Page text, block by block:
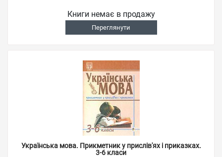
Книги немає в продажу
Переглянути
Українська мова. Прикметник у прислів'ях і приказках.
3-6 класи